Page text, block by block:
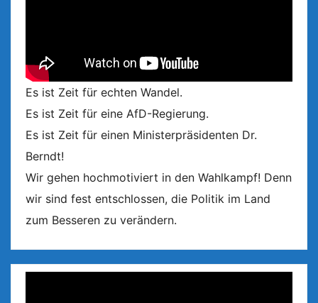
Es ist Zeit für echten Wandel.
Es ist Zeit für eine AfD-Regierung.
Es ist Zeit für einen Ministerpräsidenten Dr.
Berndt!
Wir gehen hochmotiviert in den Wahlkampf! Denn
wir sind fest entschlossen, die Politik im Land
zum Besseren zu verändern.